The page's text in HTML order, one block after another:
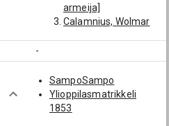
armeija]
Calamnius, Wolmar
Ryselin, John
(Juhani) (1863-
1946): [majuri;
Suomen armeija;
-
SampoSampo
Ylioppilasmatrikkeli
1853